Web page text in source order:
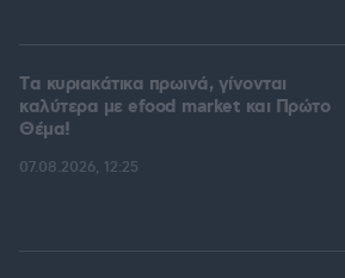
Tα κυριακάτικα πρωινά, γίνονται
καλύτερα με efood market και Πρώτο
Θέμα!
07.08.2026, 12:25